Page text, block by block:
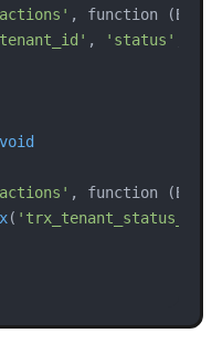
, function
, 'status'
void
, function
(